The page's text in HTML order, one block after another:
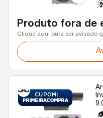
Produto fora de
Clique aqui para ser avisado